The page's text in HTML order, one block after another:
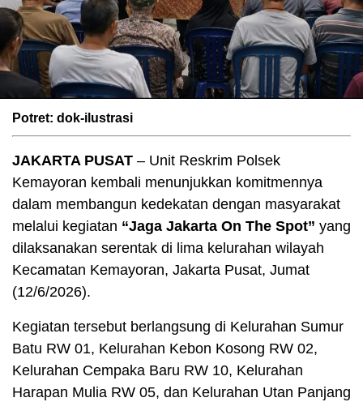
Potret: dok-ilustrasi
JAKARTA PUSAT – Unit Reskrim Polsek
Kemayoran kembali menunjukkan komitmennya
dalam membangun kedekatan dengan masyarakat
melalui kegiatan “Jaga Jakarta On The Spot” yang
dilaksanakan serentak di lima kelurahan wilayah
Kecamatan Kemayoran, Jakarta Pusat, Jumat
(12/6/2026).
Kegiatan tersebut berlangsung di Kelurahan Sumur
Batu RW 01, Kelurahan Kebon Kosong RW 02,
Kelurahan Cempaka Baru RW 10, Kelurahan
Harapan Mulia RW 05, dan Kelurahan Utan Panjang